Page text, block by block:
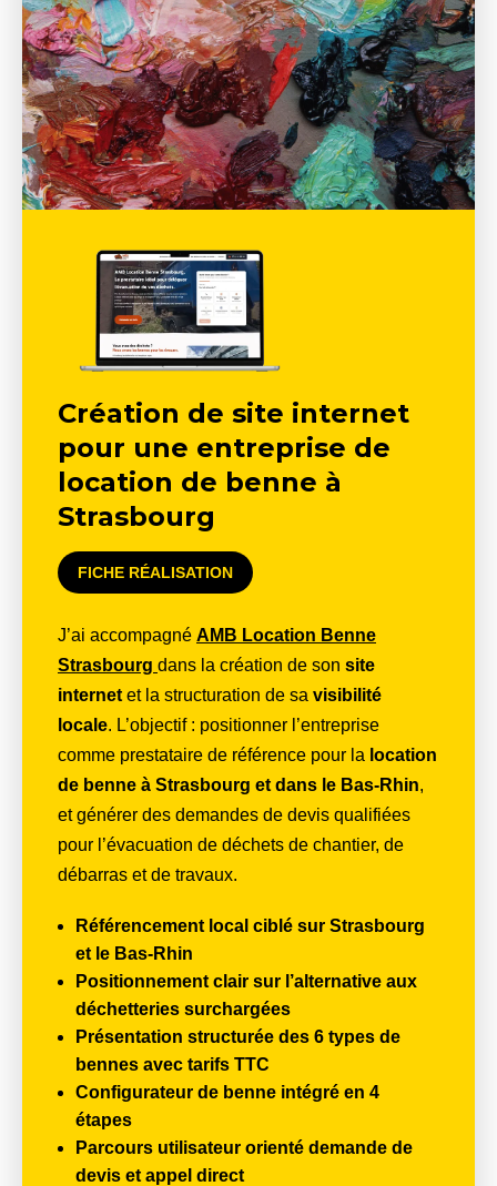
Création de site internet
pour une entreprise de
location de benne à
Strasbourg
FICHE RÉALISATION
J’ai accompagné AMB Location Benne
Strasbourg dans la création de son site
internet et la structuration de sa visibilité
locale. L’objectif : positionner l’entreprise
comme prestataire de référence pour la location
de benne à Strasbourg et dans le Bas-Rhin,
et générer des demandes de devis qualifiées
pour l’évacuation de déchets de chantier, de
débarras et de travaux.
Référencement local ciblé sur Strasbourg
et le Bas-Rhin
Positionnement clair sur l’alternative aux
déchetteries surchargées
Présentation structurée des 6 types de
bennes avec tarifs TTC
Configurateur de benne intégré en 4
étapes
Parcours utilisateur orienté demande de
devis et appel direct